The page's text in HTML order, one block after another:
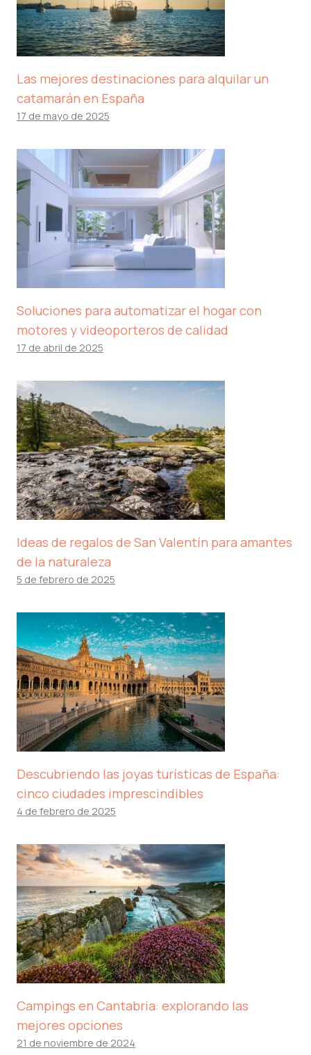
Las mejores destinaciones para alquilar un
catamarán en España
17 de mayo de 2025
Soluciones para automatizar el hogar con
motores y videoporteros de calidad
17 de abril de 2025
Ideas de regalos de San Valentín para amantes
de la naturaleza
5 de febrero de 2025
Descubriendo las joyas turísticas de España:
cinco ciudades imprescindibles
4 de febrero de 2025
Campings en Cantabria: explorando las
mejores opciones
21 de noviembre de 2024